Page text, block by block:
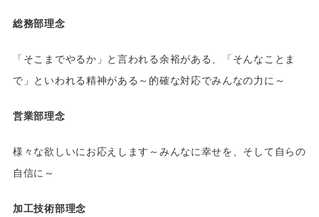
総務部理念
「そこまでやるか」と言われる余裕がある、「そんなことま
で」といわれる精神がある～的確な対応でみんなの力に～
営業部理念
様々な欲しいにお応えします～みんなに幸せを、そして自らの
自信に～
加工技術部理念